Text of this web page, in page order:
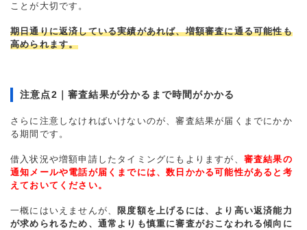
ことが大切です。
期日通りに返済している実績があれば、増額審査に通る可能性も
高められます。
注意点2｜審査結果が分かるまで時間がかかる
さらに注意しなければいけないのが、審査結果が届くまでにかか
る期間です。
借入状況や増額申請したタイミングにもよりますが、 審査結果の
通知メールや電話が届くまでには、数日かかる可能性があると考
えておいてください。
一概にはいえませんが、
限度額を上げるには、より高い返済能力
が求められるため、通常よりも慎重に審査がおこなわれる傾向に